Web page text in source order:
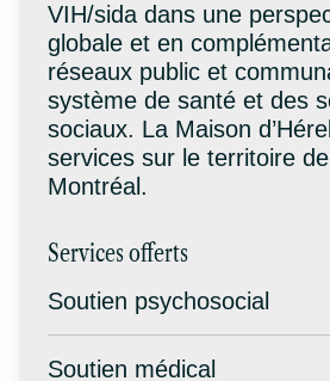
VIH/sida dans une
globale et en
réseaux public et
système de santé et des
sociaux. La Maison
services sur le territoire de
Montréal.
Services offerts
Soutien psychosocial
Soutien médical